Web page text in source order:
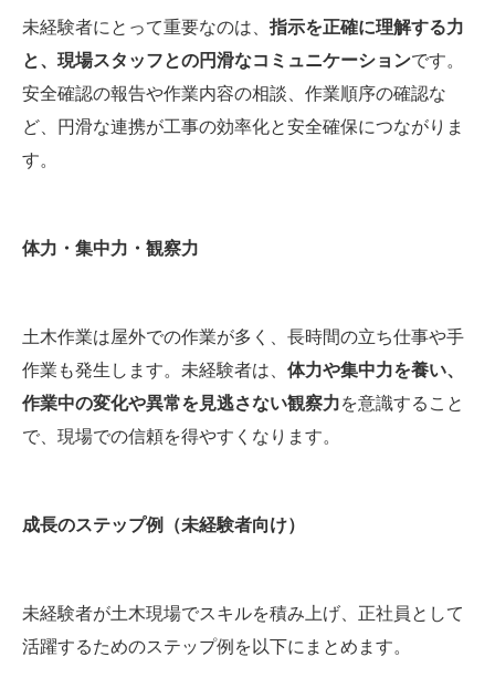
未経験者にとって重要なのは、 指示を正確に理解する力
と、現場スタッフとの円滑なコミュニケーションです。
安全確認の報告や作業内容の相談、作業順序の確認な
ど、円滑な連携が工事の効率化と安全確保につながりま
す。
体力・集中力・観察力
土木作業は屋外での作業が多く、長時間の立ち仕事や手
作業も発生します。未経験者は、 体力や集中力を養い、
作業中の変化や異常を見逃さない観察力を意識すること
で、現場での信頼を得やすくなります。
成長のステップ例（未経験者向け）
未経験者が土木現場でスキルを積み上げ、正社員として
活躍するためのステップ例を以下にまとめます。